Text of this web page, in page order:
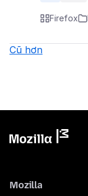
Firefox
Cũ hơn
Mozilla